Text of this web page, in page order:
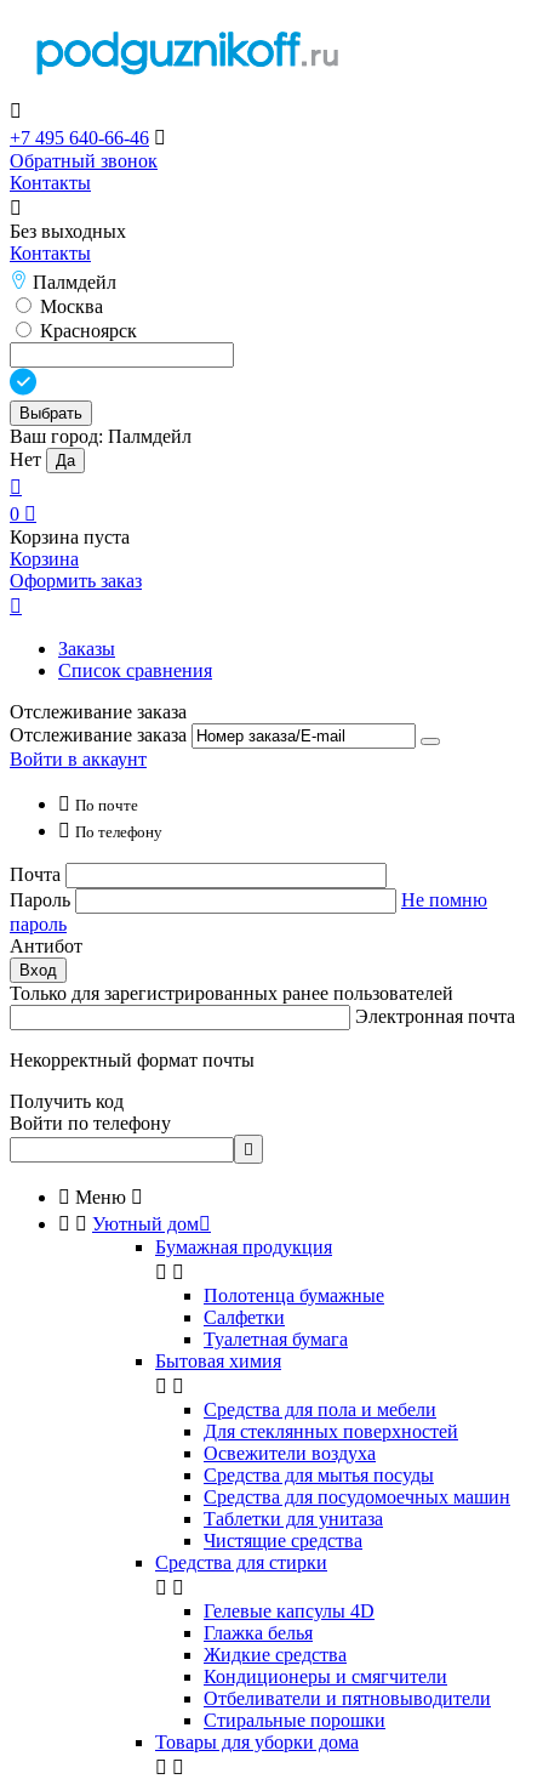

+7 495 640-66-46 
Обратный звонок
Контакты

Без выходных
Контакты
Палмдейл
Москва
Красноярск
Выбрать
Ваш город: Палмдейл
Нет
Да

0 
Корзина пуста
Корзина
Оформить заказ

Заказы
Список сравнения
Отслеживание заказа
Отслеживание заказа
Войти в аккаунт
 По почте
 По телефону
Почта
Пароль
Не помню
пароль
Антибот
Вход
Только для зарегистрированных ранее пользователей
Электронная почта
Некорректный формат почты
Получить код
Войти по телефону

 Меню 
  Уютный дом
Бумажная продукция
 
Полотенца бумажные
Салфетки
Туалетная бумага
Бытовая химия
 
Cредства для пола и мебели
Для стеклянных поверхностей
Освежители воздуха
Средства для мытья посуды
Средства для посудомоечных машин
Таблетки для унитаза
Чистящие средства
Средства для стирки
 
Гелевые капсулы 4D
Глажка белья
Жидкие средства
Кондиционеры и смягчители
Отбеливатели и пятновыводители
Стиральные порошки
Товары для уборки дома
 